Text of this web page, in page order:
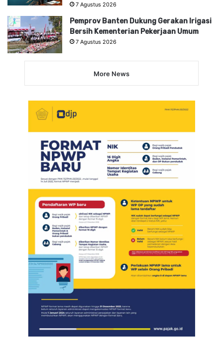
7 Agustus 2026
Pemprov Banten Dukung Gerakan Irigasi
Bersih Kementerian Pekerjaan Umum
7 Agustus 2026
More News